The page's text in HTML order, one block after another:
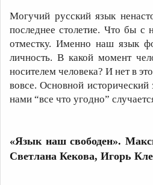
Могучий русский язык
последнее столетие. Что бы
отместку. Именно наш язык
личность. В какой момент
носителем человека? И нет в
вовсе. Основной
нами “все что угодно”
«Язык наш свободен».
Светлана Кекова, Игорь